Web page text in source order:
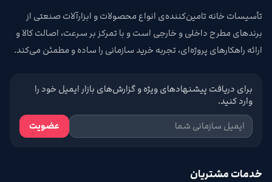
تأسیسات خانه تامین‌کننده‌ی انواع محصولات و ابزارآلات صنعتی از
برندهای مطرح داخلی و خارجی است و با تمرکز بر سرعت، اصالت کالا و
ارائه راهکارهای پروژه‌ای، تجربه خرید سازمانی را ساده و مطمئن می‌کند.
برای دریافت پیشنهادهای ویژه و گزارش‌های بازار ایمیل خود را
وارد کنید.
عضویت
خدمات مشتریان